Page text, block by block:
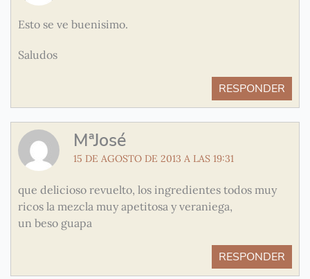
Esto se ve buenisimo.
Saludos
RESPONDER
MªJosé
15 DE AGOSTO DE 2013 A LAS 19:31
que delicioso revuelto, los ingredientes todos muy
ricos la mezcla muy apetitosa y veraniega,
un beso guapa
RESPONDER